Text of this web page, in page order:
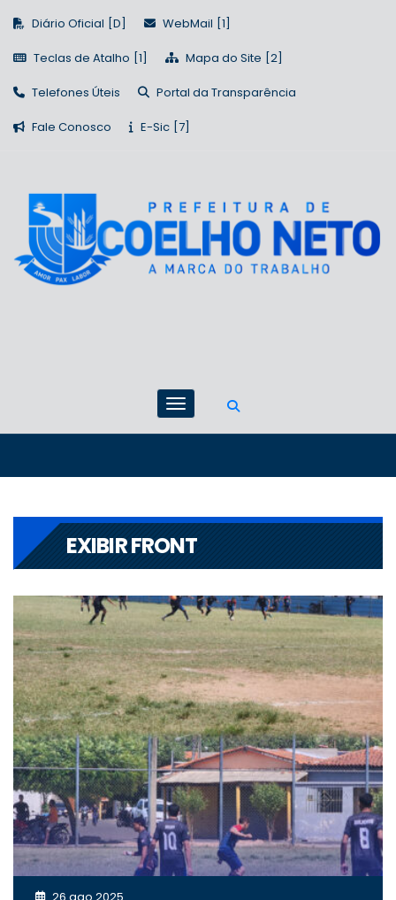
Diário Oficial WebMail
Teclas de Atalho Mapa do Site
Telefones Úteis Portal da Transparência
Fale Conosco E-Sic
EXIBIR FRONT
26 ago 2025